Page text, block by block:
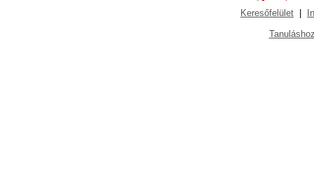
Keresőfelület